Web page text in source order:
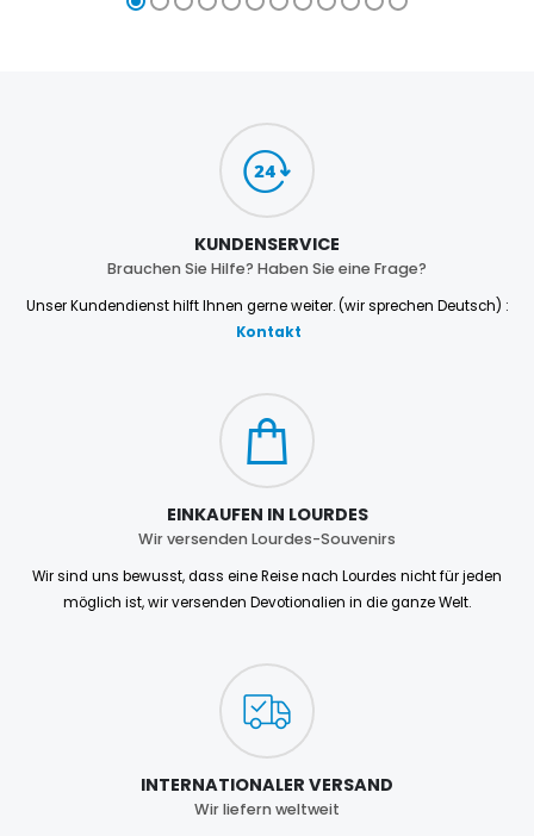
KUNDENSERVICE
Brauchen Sie Hilfe? Haben Sie eine Frage?
Unser Kundendienst hilft Ihnen gerne weiter. (wir sprechen Deutsch) :
Kontakt
EINKAUFEN IN LOURDES
Wir versenden Lourdes-Souvenirs
Wir sind uns bewusst, dass eine Reise nach Lourdes nicht für jeden
möglich ist, wir versenden Devotionalien in die ganze Welt.
INTERNATIONALER VERSAND
Wir liefern weltweit